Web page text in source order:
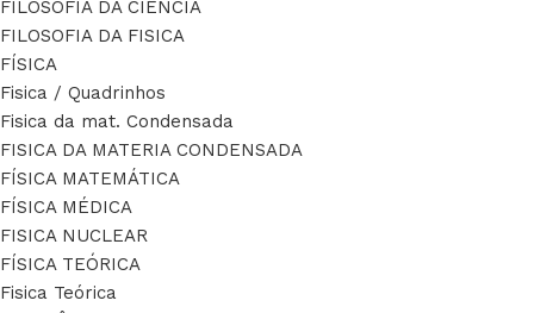
FILOSOFIA DA CIÊNCIA
FILOSOFIA DA FISICA
FÍSICA
Fisica / Quadrinhos
Fisica da mat. Condensada
FISICA DA MATERIA CONDENSADA
FÍSICA MATEMÁTICA
FÍSICA MÉDICA
FISICA NUCLEAR
FÍSICA TEÓRICA
Fisica Teórica